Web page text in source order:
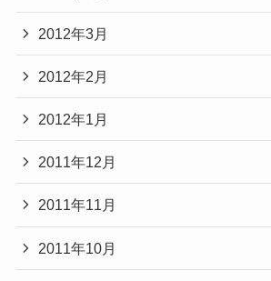
2012年3月
2012年2月
2012年1月
2011年12月
2011年11月
2011年10月